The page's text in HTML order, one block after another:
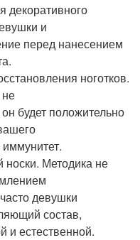
декоративного
и
перед нанесением
ноготков.
будет положительно
Методика не
девушки
состав,
и естественной.